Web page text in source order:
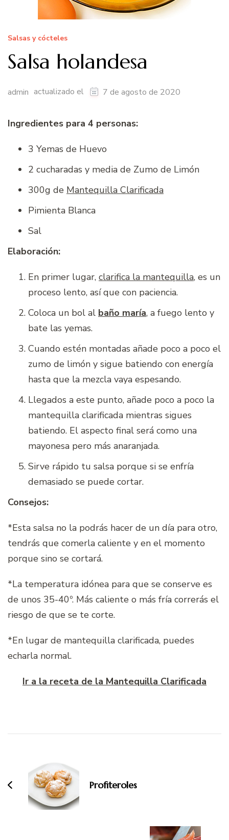
Salsas y cócteles
Salsa holandesa
admin actualizado el 7 de agosto de 2020
Ingredientes para 4 personas:
3 Yemas de Huevo
2 cucharadas y media de Zumo de Limón
300g de Mantequilla Clarificada
Pimienta Blanca
Sal
Elaboración:
En primer lugar, clarifica la mantequilla, es un
proceso lento, así que con paciencia.
Coloca un bol al baño maría, a fuego lento y
bate las yemas.
Cuando estén montadas añade poco a poco el
zumo de limón y sigue batiendo con energía
hasta que la mezcla vaya espesando.
Llegados a este punto, añade poco a poco la
mantequilla clarificada mientras sigues
batiendo. El aspecto final será como una
mayonesa pero más anaranjada.
Sirve rápido tu salsa porque si se enfría
demasiado se puede cortar.
Consejos:
*Esta salsa no la podrás hacer de un día para otro,
tendrás que comerla caliente y en el momento
porque sino se cortará.
*La temperatura idónea para que se conserve es
de unos 35-40º. Más caliente o más fría correrás el
riesgo de que se te corte.
*En lugar de mantequilla clarificada, puedes
echarla normal.
Ir a la receta de la Mantequilla Clarificada
entradas
Profiteroles